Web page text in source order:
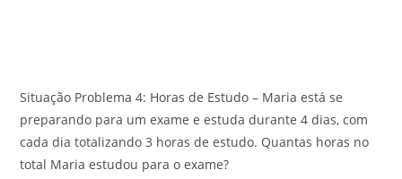
Situação Problema 4: Horas de Estudo – Maria está se
preparando para um exame e estuda durante 4 dias, com
cada dia totalizando 3 horas de estudo. Quantas horas no
total Maria estudou para o exame?